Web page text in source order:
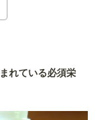
れている必須栄